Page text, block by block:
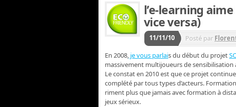
l’e-learning
vice versa)
11/11/10 Posté par
En 2008, je vous parlais du début du projet
massivement multijoueurs de
Le constat en 2010 est que ce projet
complété par tous types d’acteurs.
riment plus que jamais avec formation à
jeux sérieux.